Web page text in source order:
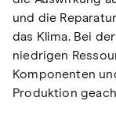
und die
das Klima. Bei
niedrigen
Komponenten
Produktion